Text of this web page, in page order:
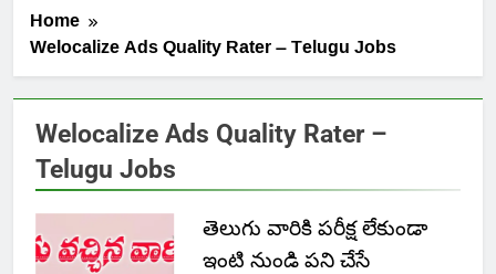
Home
Welocalize Ads Quality Rater – Telugu Jobs
Welocalize Ads Quality Rater –
Telugu Jobs
తెలుగు వారికి పరీక్ష లేకుండా
ఇంటి నుండి పని చేసే